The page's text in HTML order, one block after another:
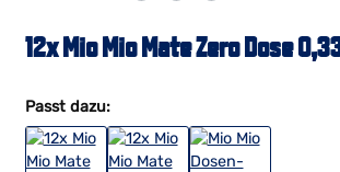
12x Mio Mio Mate Zero Dose
Passt dazu: